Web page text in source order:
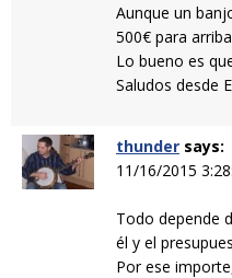
Aunque un
500€ para
Lo bueno es
Saludos desde
thunder says:
11/16/2015
Todo depende
él y el
Por ese